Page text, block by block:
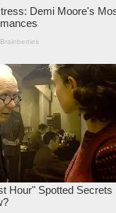
Aniaya